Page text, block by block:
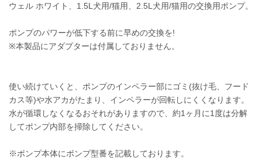
ウェル ホワイト、1.5L犬用/猫用、2.5L犬用/猫用の交換用ポンプ。
ポンプのパワーが低下する前に早めの交換を!
※本製品にアダプターは付属しておりません。
使い続けていくと、ポンプのインペラー部にゴミ(抜け毛、フード
カス等)や水アカがたまり、インペラーが回転しにくくなります。
水が循環しなくなるおそれがありますので、約1ヶ月に1度は分解
してポンプ内部を掃除してください。
※ポンプ本体にポンプ型番を記載しております。